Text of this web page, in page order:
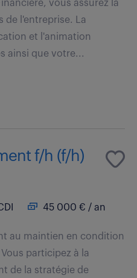
vous assurez la
de l'entreprise. La
et l'animation
ainsi que votre...
f/h (f/h)
45 000 € / an
au maintien en condition
participez à la
de la stratégie de